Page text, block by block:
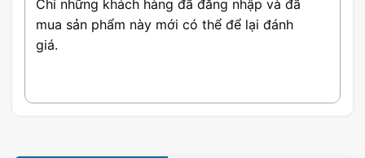
Chỉ những khách hàng đã đăng nhập và đã
mua sản phẩm này mới có thể để lại đánh
giá.